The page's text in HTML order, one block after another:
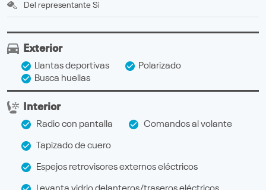
Del representante Si
Exterior
Llantas deportivas
Polarizado
Busca huellas
Interior
Radio con pantalla Comandos al volante
Tapizado de cuero
Espejos retrovisores externos eléctricos